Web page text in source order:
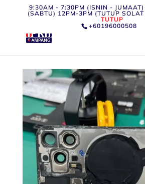
9:30AM - 7:30PM (ISNIN -
(SABTU) 12PM-3PM (TUTUP SOLAT
TUTUP
+60196000508